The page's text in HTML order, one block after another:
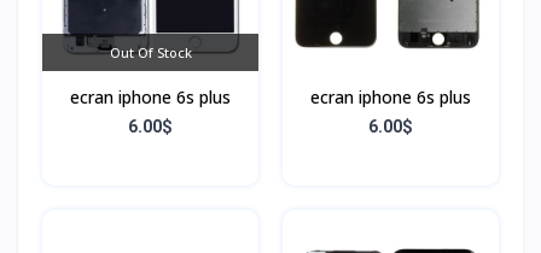
Out Of Stock
ecran iphone 6s plus
6.00$
ecran iphone 6s plus
6.00$